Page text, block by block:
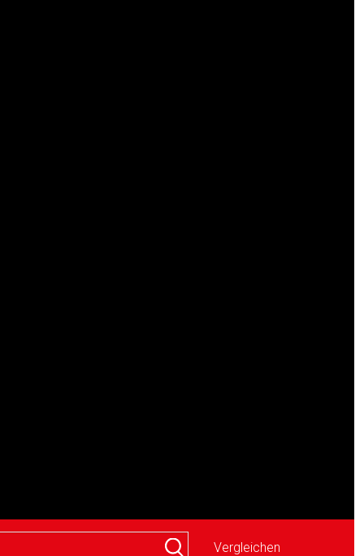
Vergleichen